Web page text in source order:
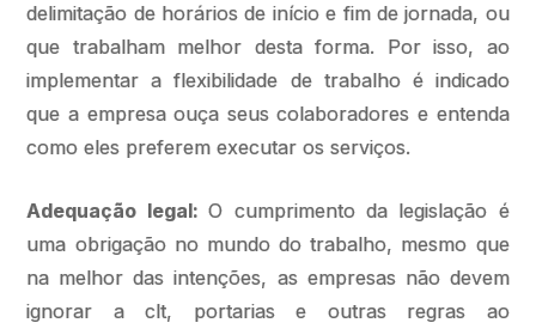
delimitação de horários de início e fim de jornada, ou
que trabalham melhor desta forma. Por isso, ao
implementar a flexibilidade de trabalho é indicado
que a empresa ouça seus colaboradores e entenda
como eles preferem executar os serviços.
Adequação legal:O cumprimento da legislação é
uma obrigação no mundo do trabalho, mesmo que
na melhor das intenções, as empresas não devem
ignorar a clt, portarias e outras regras ao